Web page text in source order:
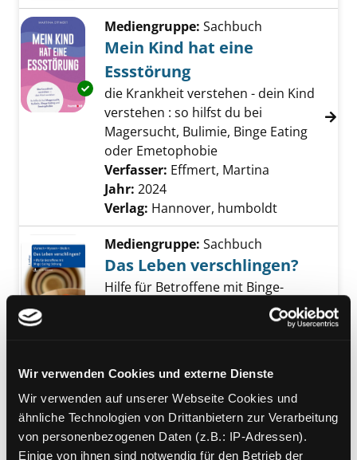
Wir verwenden Cookies und externe Dienste
Wir verwenden auf unserer Webseite Cookies und
ähnliche Technologien von Drittanbietern zur Verarbeitung
von personenbezogenen Daten (z.B.: IP-Adressen).
Einige von ihnen sind notwendig für den Betrieb der
Exemplar-Details von Mein Kind hat eine
Mediengruppe: Sachbuch
Mein Kind hat eine
Essstörung
die Krankheit verstehen - dein Kind
verstehen : so hilfst du bei
Magersucht, Bulimie, Binge Eating
oder Emetophobie
Verfasser: Effmert, Martina
Jahr: 2024
Verlag: Hannover, humboldt
Exemplar-Details von Das Leben
Mediengruppe: Sachbuch
Das Leben verschlingen?
Hilfe für Betroffene mit Binge-
Eating-Störung : mit Online-Material
;
Mediengruppe:Sachbuch
Magersucht überwinden
neue Wege gehen und sich selbst